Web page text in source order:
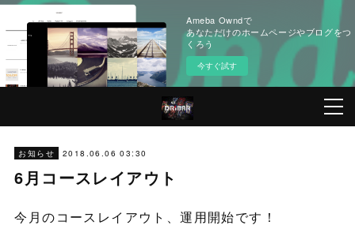
Ameba Owndで
あなただけのホームページやブログをつ
くろう
今すぐ試す
お知らせ 2018.06.06 03:30
6月コースレイアウト
今月のコースレイアウト、運用開始です！